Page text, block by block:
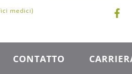
medici)
CONTATTO